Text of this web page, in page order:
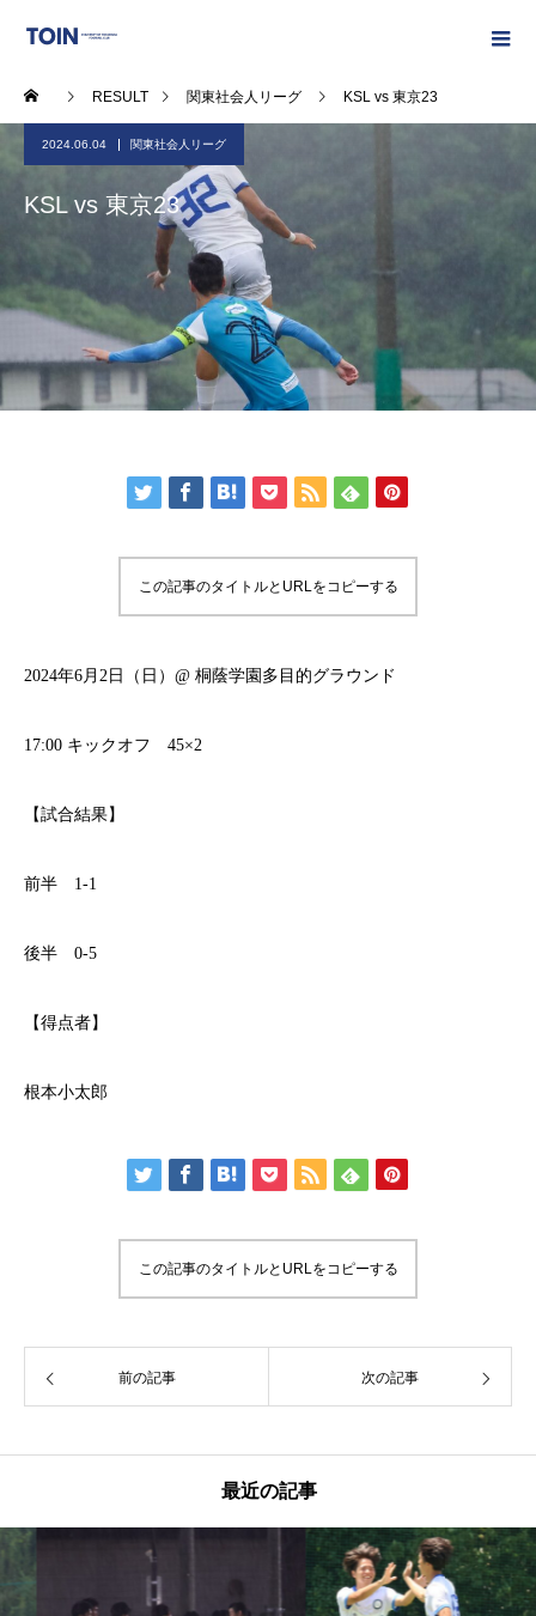
RESULT 関東社会人リーグ KSL vs 東京23
2024.06.04 関東社会人リーグ
KSL vs 東京23
この記事のタイトルとURLをコピーする
2024年6月2日（日）@ 桐蔭学園多目的グラウンド
17:00 キックオフ 45×2
【試合結果】
前半 1-1
後半 0-5
【得点者】
根本小太郎
この記事のタイトルとURLをコピーする
前の記事 次の記事
最近の記事